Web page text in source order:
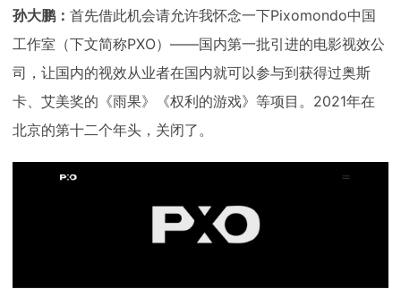
孙大鹏： 首先借此机会请允许我怀念一下Pixomondo中国
工作室（下文简称PXO）——国内第一批引进的电影视效公
司，让国内的视效从业者在国内就可以参与到获得过奥斯
卡、艾美奖的《雨果》《权利的游戏》等项目。2021年在
北京的第十二个年头，关闭了。